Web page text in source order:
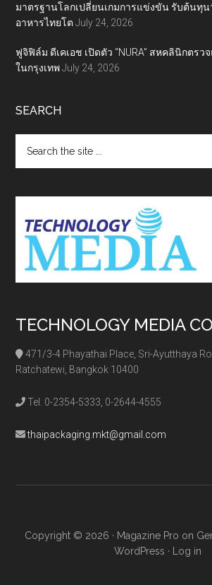
มาตรฐานโลกเปลี่ยนเกมการแข่งขัน รับต้นทุ
อาหารไทยโต July 24, 2026
ฟูจิฟิล์ม ดีเคเอช เปิดตัว “NURA” สหคลินิกตร
ในกรุงเทพ July 24, 2026
SEARCH
the
site
TECHNOLOGY MEDIA
471/3-4 Phayathai Place, Sri-Ayutthaya
Ratchatewi, Bangkok 10400
Tel. 0-2354-5333, 0-2644-4555
thaipackaging.mkt@gmail.com
Copyright © 2026 · Magazine Pro on
WordPress · Log in